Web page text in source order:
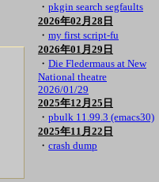
・ pkgin search segfaults
2026年02月28日
・ my first script-fu
2026年01月29日
・ Die Fledermaus at New
National theatre
2026/01/29
2025年12月25日
・ pbulk 11.99.3 (emacs30)
2025年11月22日
・ crash dump